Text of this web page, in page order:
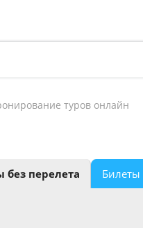
туров онлайн
без перелета Билеты